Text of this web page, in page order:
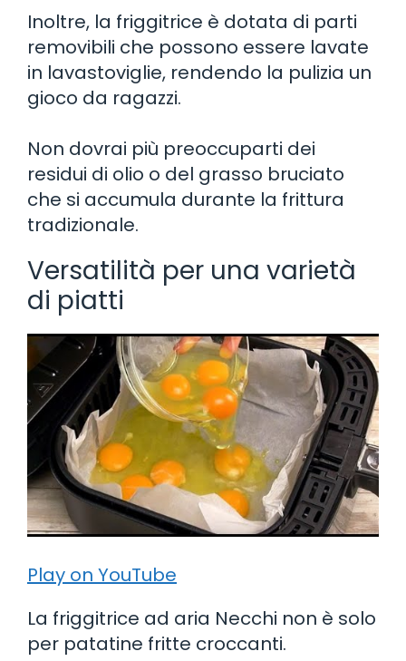
Inoltre, la friggitrice è dotata di parti
removibili che possono essere lavate
in lavastoviglie, rendendo la pulizia un
gioco da ragazzi.
Non dovrai più preoccuparti dei
residui di olio o del grasso bruciato
che si accumula durante la frittura
tradizionale.
Versatilità per una varietà
di piatti
Play on YouTube
La friggitrice ad aria Necchi non è solo
per patatine fritte croccanti.